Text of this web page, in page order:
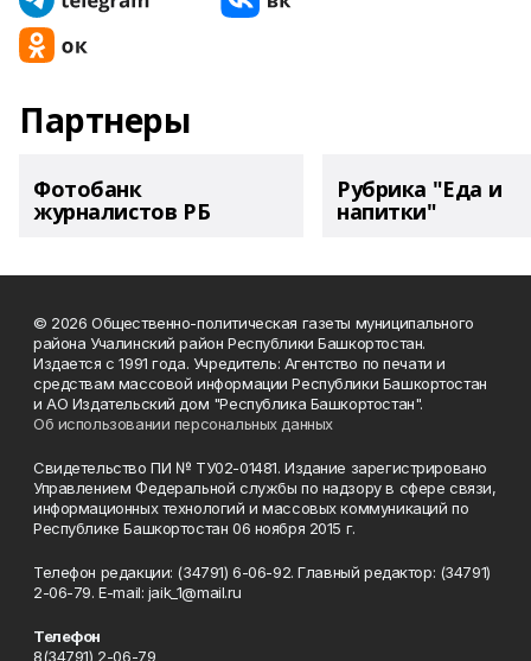
Партнеры
Фотобанк
журналистов РБ
Рубрика "Еда и
напитки"
© 2026 Общественно-политическая газеты муниципального
района Учалинский район Республики Башкортостан.
Издается с 1991 года. Учредитель: Агентство по печати и
средствам массовой информации Республики Башкортостан
и АО Издательский дом "Республика Башкортостан".
Об использовании персональных данных
Свидетельство ПИ № ТУ02-01481. Издание зарегистрировано
Управлением Федеральной службы по надзору в сфере связи,
информационных технологий и массовых коммуникаций по
Республике Башкортостан 06 ноября 2015 г.
Телефон редакции: (34791) 6-06-92. Главный редактор: (34791)
2-06-79. Е-mаil: jaik_1@mail.ru
Телефон
8(34791) 2-06-79